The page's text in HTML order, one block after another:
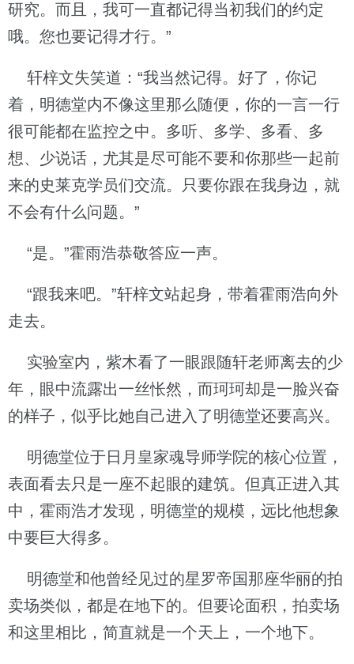
研究。而且，我可一直都记得当初我们的约定
哦。您也要记得才行。”
轩梓文失笑道：“我当然记得。好了，你记
着，明德堂内不像这里那么随便，你的一言一行
很可能都在监控之中。多听、多学、多看、多
想、少说话，尤其是尽可能不要和你那些一起前
来的史莱克学员们交流。只要你跟在我身边，就
不会有什么问题。”
“是。”霍雨浩恭敬答应一声。
“跟我来吧。”轩梓文站起身，带着霍雨浩向外
走去。
实验室内，紫木看了一眼跟随轩老师离去的少
年，眼中流露出一丝怅然，而珂珂却是一脸兴奋
的样子，似乎比她自己进入了明德堂还要高兴。
明德堂位于日月皇家魂导师学院的核心位置，
表面看去只是一座不起眼的建筑。但真正进入其
中，霍雨浩才发现，明德堂的规模，远比他想象
中要巨大得多。
明德堂和他曾经见过的星罗帝国那座华丽的拍
卖场类似，都是在地下的。但要论面积，拍卖场
和这里相比，简直就是一个天上，一个地下。